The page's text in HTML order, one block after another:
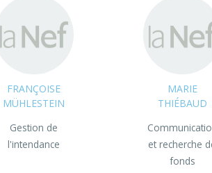
FRANÇOISE
MÜHLESTEIN
Gestion de
l'intendance
MARIE
THIÉBAUD
et recherche
fonds